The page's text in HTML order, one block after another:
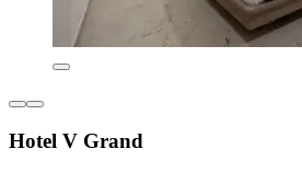
Hotel V Grand